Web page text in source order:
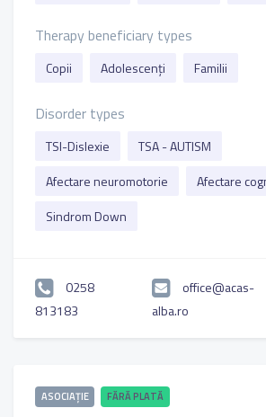
Therapy beneficiary types
Copii Adolescenți Familii
Disorder types
TSI-Dislexie
TSA - AUTISM
Afectare neuromotorie
Afectare
Sindrom Down
0258
813183
office@acas-
alba.ro
ASOCIAȚIE FĂRĂ PLATĂ